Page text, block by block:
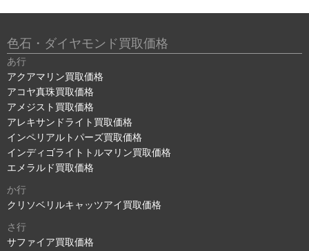
色石・ダイヤモンド買取価格
あ行
アクアマリン買取価格
アコヤ真珠買取価格
アメジスト買取価格
アレキサンドライト買取価格
インペリアルトパーズ買取価格
インディゴライトトルマリン買取価格
エメラルド買取価格
か行
クリソベリルキャッツアイ買取価格
さ行
サファイア買取価格